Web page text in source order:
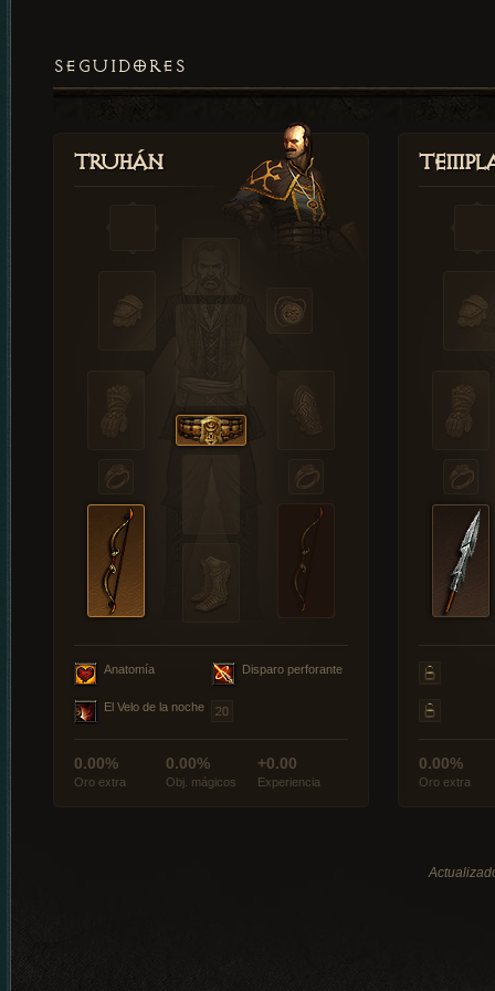
SEGUIDORES
Truhán
Anatomía Disparo perforante
El Velo de la noche
0.00%
Oro extra
0.00%
Obj. mágicos
+0.00
Experiencia
0.00%
Oro extra